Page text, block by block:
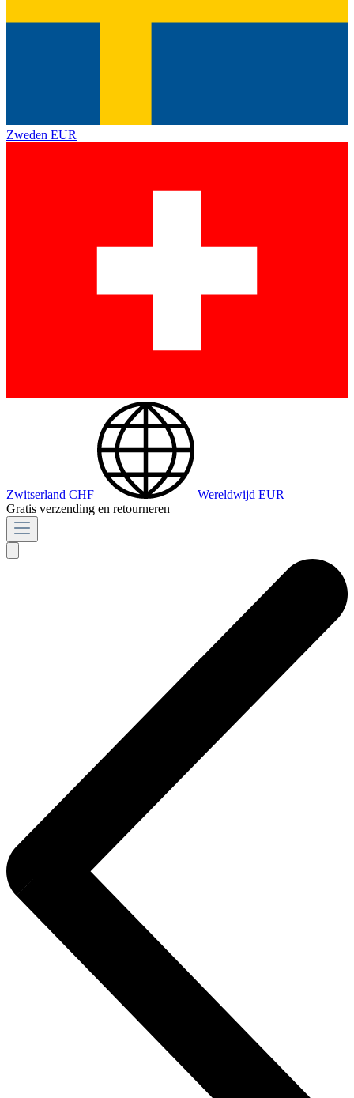
Zweden EUR
Zwitserland CHF Wereldwijd EUR
Gratis verzending en retourneren